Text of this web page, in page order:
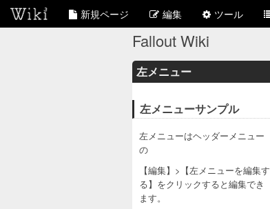
新規ページ 編集 ツール
Fallout Wiki
左メニュー
左メニューサンプル
左メニューはヘッダーメニュー
の
【編集】>【左メニューを編集す
る】をクリックすると編集でき
ます。